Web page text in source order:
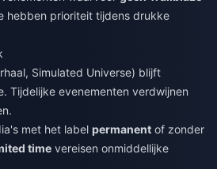
hebben prioriteit tijdens drukke
Simulated Universe) blijft
Tijdelijke evenementen verdwijnen
met het label permanent of zonder
time vereisen onmiddellijke